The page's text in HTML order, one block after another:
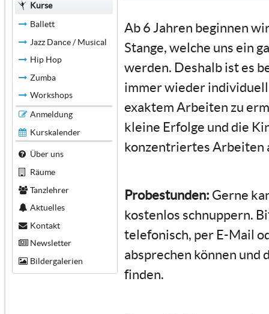
Kurse
Ballett
Jazz Dance / Musical
Hip Hop
Zumba
Workshops
Anmeldung
Kurskalender
Über uns
Räume
Tanzlehrer
Aktuelles
Kontakt
Newsletter
Bildergalerien
Ab 6 Jahren beginnen
Stange, welche uns ein
werden. Deshalb ist es
immer wieder
exaktem Arbeiten zu
kleine Erfolge und die
konzentriertes Arbeiten
Probestunden: Gerne
kostenlos schnuppern.
telefonisch, per E-Mail
absprechen können und
finden.